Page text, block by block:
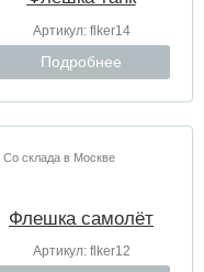
Артикул: flker14
Подробнее
Со склада в Москве
Флешка самолёт
Артикул: flker12